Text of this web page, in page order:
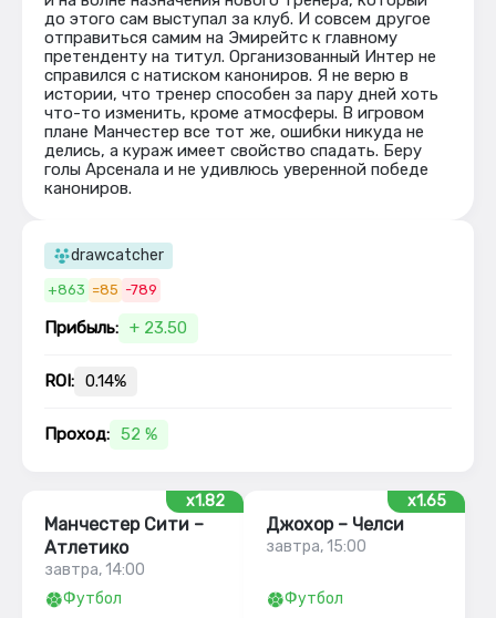
до этого сам выступал за клуб. И совсем другое
отправиться самим на Эмирейтс к главному
претенденту на титул. Организованный Интер не
справился с натиском канониров. Я не верю в
истории, что тренер способен за пару дней хоть
что-то изменить, кроме атмосферы. В игровом
плане Манчестер все тот же, ошибки никуда не
делись, а кураж имеет свойство спадать. Беру
голы Арсенала и не удивлюсь уверенной победе
канониров.
drawcatcher
+863 =85 -789
Прибыль: + 23.50
ROI: 0.14%
Проход: 52 %
x1.82
Манчестер Сити –
Атлетико
завтра, 14:00
Футбол
x1.65
Джохор – Челси
завтра, 15:00
Футбол